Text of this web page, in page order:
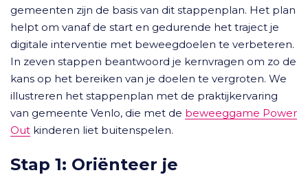
gemeenten zijn de basis van dit stappenplan. Het plan
helpt om vanaf de start en gedurende het traject je
digitale interventie met beweegdoelen te verbeteren.
In zeven stappen beantwoord je kernvragen om zo de
kans op het bereiken van je doelen te vergroten. We
illustreren het stappenplan met de praktijkervaring
van gemeente Venlo, die met de beweeggame Power
Out kinderen liet buitenspelen.
Stap 1: Oriënteer je